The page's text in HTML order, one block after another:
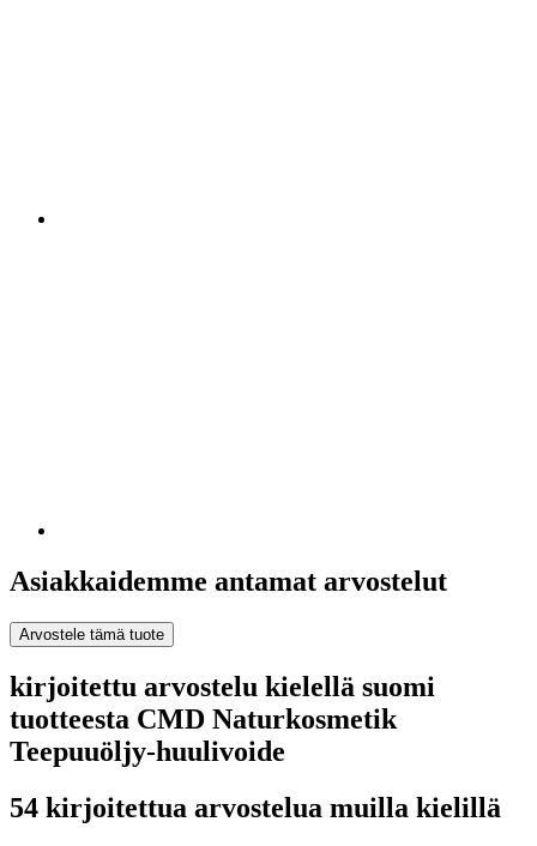
Asiakkaidemme antamat arvostelut
Arvostele tämä tuote
kirjoitettu arvostelu kielellä suomi
tuotteesta CMD Naturkosmetik
Teepuuöljy-huulivoide
54 kirjoitettua arvostelua muilla kielillä